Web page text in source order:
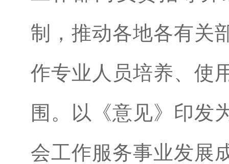
制，推动各地各有关
作专业人员培养、使
围。以《意见》印发
会工作服务事业发展